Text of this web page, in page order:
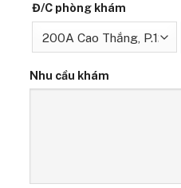
Đ/C phòng khám
Nhu cầu khám